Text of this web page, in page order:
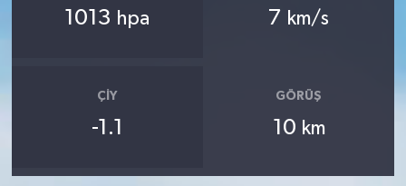
1013 hpa 7 km/s
ÇIY
-1.1
GÖRÜŞ
10 km